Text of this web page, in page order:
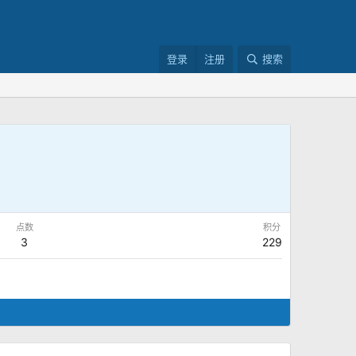
登录 注册 搜索
点数
3
积分
229